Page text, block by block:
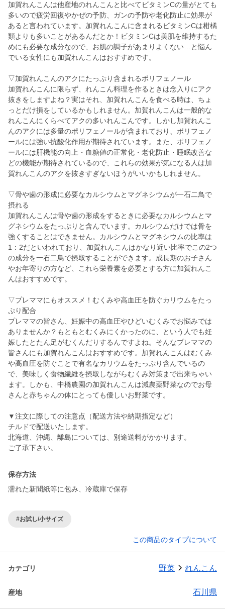
加賀れんこんは他産地のれんこんと比べてビタミンCの量がとても
多いので疲労回復やかぜの予防、ガンの予防や老化防止に効果が
あると言われています。加賀れんこんに含まれるビタミンCは柑橘
類よりも多いことがあるんだとか！ビタミンCは美肌を維持するた
めにも必要な成分なので、お肌の調子があまりよくない…と悩ん
でいる女性にも加賀れんこんはおすすめです。
▽加賀れんこんのアクにたっぷり含まれるポリフェノール
加賀れんこんに限らず、れんこん料理を作るときは念入りにアク
抜きをしますよね？実はそれ、加賀れんこんを食べる時は、ちょ
っとだけ損をしているかもしれません。加賀れんこんは一般的な
れんこんにくらべてアクの多いれんこんです。しかし加賀れんこ
んのアクには多量のポリフェノールが含まれており、ポリフェノ
ールには強い抗酸化作用が期待されています。また、ポリフェノ
ールには肝機能の向上・血糖値の正常化・老化防止・睡眠改善な
どの機能が期待されているので、これらの効果が気になる人は加
賀れんこんのアクを抜きすぎないほうがいいかもしれません。
▽骨や歯の形成に必要なカルシウムとマグネシウムが一石二鳥で
摂れる
加賀れんこんは骨や歯の形成をするときに必要なカルシウムとマ
グネシウムをたっぷりと含んでいます。カルシウムだけでは骨を
強くすることはできません。カルシウムとマグネシウムの比率は
1：2だといわれており、加賀れんこんはかなり近い比率でこの2つ
の成分を一石二鳥で摂取することができます。成長期のお子さん
やお年寄りの方など、これら栄養素を必要とする方に加賀れんこ
んはおすすめです。
▽プレママにもオススメ！むくみや高血圧を防ぐカリウムをたっ
ぷり配合
プレママの皆さん、妊娠中の高血圧やひどいむくみでお悩みでは
ありませんか？もともとむくみにくかったのに、という人でも妊
娠したとたん足がむくんだりするんですよね。そんなプレママの
皆さんにも加賀れんこんはおすすめです。加賀れんこんはむくみ
や高血圧を防ぐことで有名なカリウムをたっぷり含んでいるの
で、美味しく食物繊維を摂取しながらむくみ対策まで出来ちゃい
ます。しかも、中橋農園の加賀れんこんは減農薬野菜なのでお母
さんと赤ちゃんの体にとっても優しいお野菜です。
▼注文に際しての注意点（配送方法や納期指定など）
チルドで配送いたします。
北海道、沖縄、離島については、別途送料がかかります。
ご了承下さい。
保存方法
濡れた新聞紙等に包み、冷蔵庫で保存
#お試し/小サイズ
この商品のタイプについて
カテゴリ 野菜 れんこん
産地 石川県